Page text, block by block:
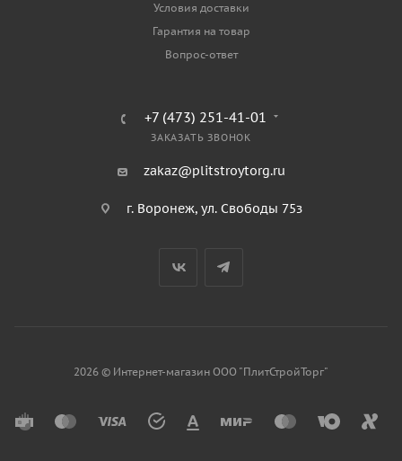
Условия доставки
Гарантия на товар
Вопрос-ответ
+7 (473) 251-41-01
ЗАКАЗАТЬ ЗВОНОК
zakaz@plitstroytorg.ru
г. Воронеж, ул. Свободы 75з
2026 © Интернет-магазин ООО "ПлитСтройТорг"